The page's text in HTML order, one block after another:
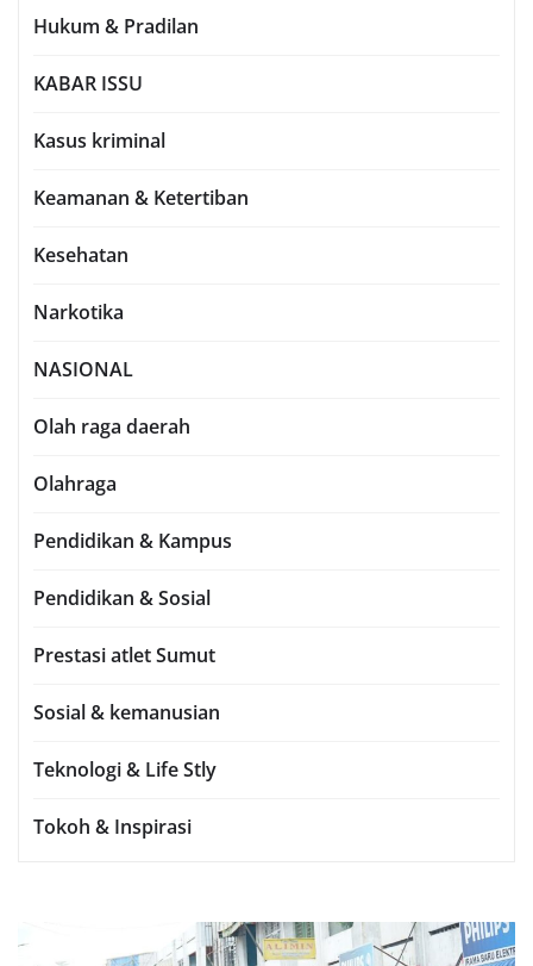
Hukum & Pradilan
KABAR ISSU
Kasus kriminal
Keamanan & Ketertiban
Kesehatan
Narkotika
NASIONAL
Olah raga daerah
Olahraga
Pendidikan & Kampus
Pendidikan & Sosial
Prestasi atlet Sumut
Sosial & kemanusian
Teknologi & Life Stly
Tokoh & Inspirasi